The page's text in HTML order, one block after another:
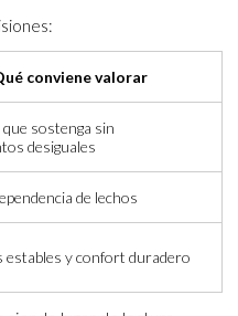
conviene valorar
sostenga sin
desiguales
de lechos
estables y confort duradero